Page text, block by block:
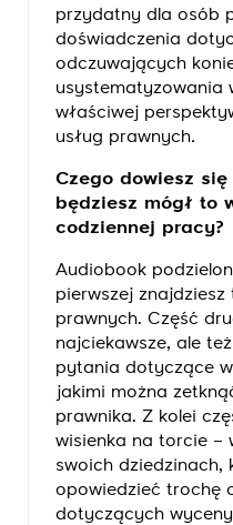
przydatny dla osób
doświadczenia
odczuwających
usystematyzowania
właściwej
usług prawnych.
Czego dowiesz
będziesz mógł to
codziennej pracy?
Audiobook
pierwszej znajdziesz
prawnych. Część
najciekawsze, ale
pytania dotyczące
jakimi można
prawnika. Z kolei
wisienka na torcie –
swoich dziedzinach,
opowiedzieć trochę
dotyczących